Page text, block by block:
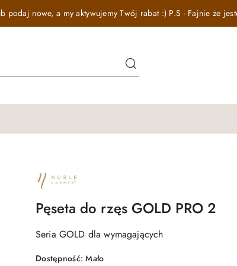
nowe, a my aktywujemy Twój rabat :) P.S - Fajnie że
NAZWA
PRODUCENTA:
LASHES
Pęseta do rzęs GOLD PRO 2
Seria GOLD dla wymagających
Dostępność:Mało